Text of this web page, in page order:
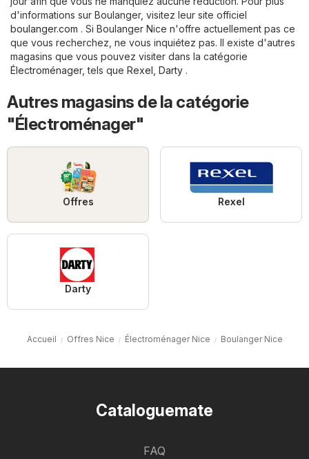
d'informations sur Boulanger, visitez leur site officiel
boulanger.com . Si Boulanger Nice n'offre actuellement pas ce
que vous recherchez, ne vous inquiétez pas. Il existe d'autres
magasins que vous pouvez visiter dans la catégorie
Électroménager, tels que Rexel Darty .
Autres magasins de la catégorie
"Électroménager"
Offres Rexel
Darty
Accueil Offres Nice Électroménager Nice Boulanger Nice
Cataloguemate
FAQ